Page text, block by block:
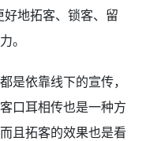
地拓客、锁客、留
。
是依靠线下的宣传，
口耳相传也是一种方
且拓客的效果也是看